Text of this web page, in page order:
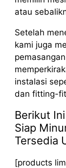
atau
Setelah
kami juga
instalasi
dan fitting-
Berikut
Siap
Tersedia
[products